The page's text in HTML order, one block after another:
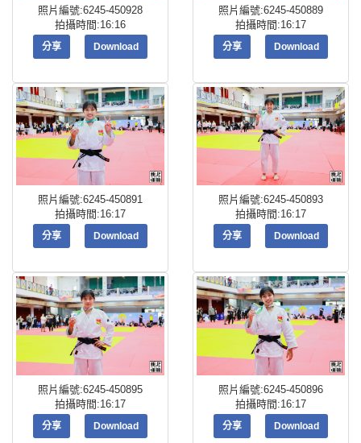
照片編號:6245-450928
拍攝時間:16:16
分享 Download
照片編號:6245-450889
拍攝時間:16:17
分享 Download
照片編號:6245-450891
拍攝時間:16:17
分享 Download
照片編號:6245-450893
拍攝時間:16:17
分享 Download
照片編號:6245-450895
拍攝時間:16:17
分享 Download
照片編號:6245-450896
拍攝時間:16:17
分享 Download